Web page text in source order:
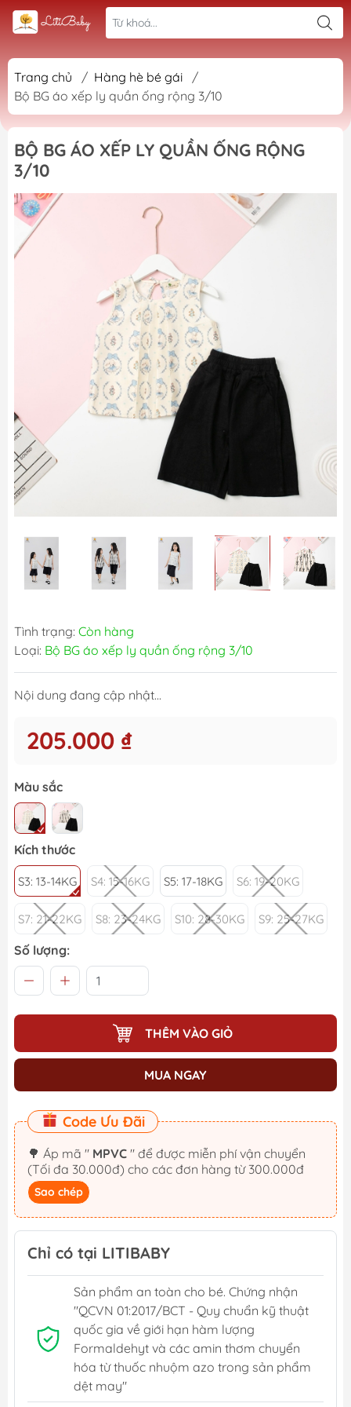
Trang chủ / Hàng hè bé gái
/
Bộ BG áo xếp ly quần ống rộng 3/10
BỘ BG ÁO XẾP LY QUẦN ỐNG RỘNG
3/10
Tình trạng: Còn hàng
Loại: Bộ BG áo xếp ly quần ống rộng 3/10
Nội dung đang cập nhật...
205.000 ₫
Màu sắc
Kích thước
S3: 13-14KG S4: 15-16KG S5: 17-18KG S6: 19-20KG
S7: 21-22KG S8: 23-24KG S10: 28-30KG S9: 25-27KG
Số lượng:
THÊM VÀO GIỎ
MUA NGAY
Code Ưu Đãi
🌳 Áp mã " MPVC " để được miễn phí vận chuyển
(Tối đa 30.000đ) cho các đơn hàng từ 300.000đ
Sao chép
Chỉ có tại LITIBABY
Sản phẩm an toàn cho bé. Chứng nhận
"QCVN 01:2017/BCT - Quy chuẩn kỹ thuật
quốc gia về giới hạn hàm lượng
Formaldehyt và các amin thơm chuyển
hóa từ thuốc nhuộm azo trong sản phẩm
dệt may"